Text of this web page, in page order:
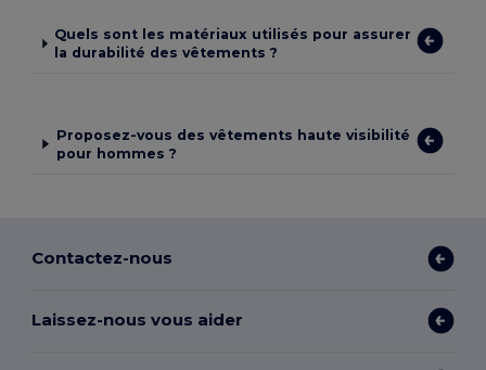
Quels sont les matériaux utilisés pour assurer
la durabilité des vêtements ?
Proposez-vous des vêtements haute visibilité
pour hommes ?
Contactez-nous
Laissez-nous vous aider